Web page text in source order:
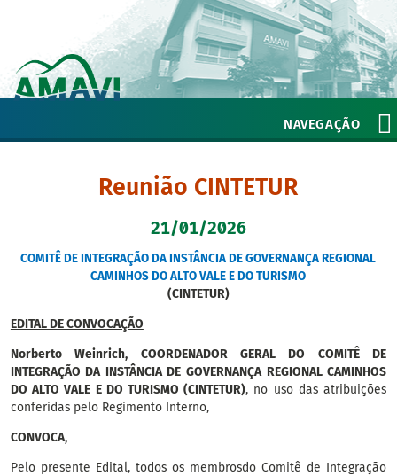
NAVEGAÇÃO
Reunião CINTETUR
21/01/2026
COMITÊ DE INTEGRAÇÃO DA INSTÂNCIA DE GOVERNANÇA REGIONAL
CAMINHOS DO ALTO VALE E DO TURISMO
(CINTETUR)
EDITAL DE CONVOCAÇÃO
Norberto Weinrich, COORDENADOR GERAL DO COMITÊ DE
INTEGRAÇÃO DA INSTÂNCIA DE GOVERNANÇA REGIONAL CAMINHOS
DO ALTO VALE E DO TURISMO (CINTETUR), no uso das atribuições
conferidas pelo Regimento Interno,
CONVOCA,
Pelo presente Edital, todos os membrosdo Comitê de Integração